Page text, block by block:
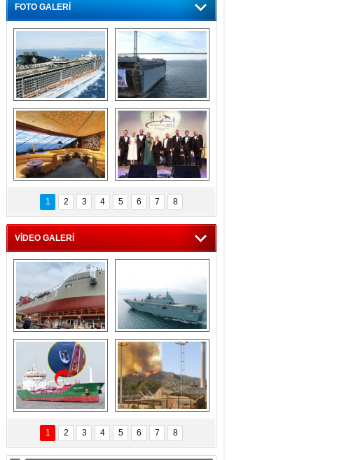
FOTO GALERİ
“Gemi içinde gemi”
konsepti ile MSC
Splendida
Dünyada tek!
Denizaltı yüzer
havuzu intikal
seyrine başladı
MSC'den 55 milyon
euroluk turizm geliri
müjdesi
5. Bosphorus Ship
Brokers Dinner,
İstanbul’da yapıldı
1 2 3 4 5 6 7 8
VİDEO GALERİ
Çeksan Tersanesi,
Başaran Bayrak
tankerini suya
indirdi
TCG Anadolu,
tersane teknik
seyrini tamamladı
Göçmenlerin
imdadına Türk
sahipli MINA DENIZ
yetişti
Milas’taki yangın
yeniden termik
santrallere doğru
ilerliyor
1 2 3 4 5 6 7 8